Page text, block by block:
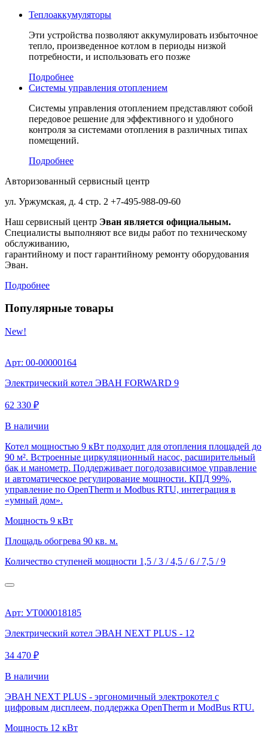
Теплоаккумуляторы
Эти устройства позволяют аккумулировать избыточное
тепло, произведенное котлом в периоды низкой
потребности, и использовать его позже
Подробнее
Системы управления отоплением
Системы управления отоплением представляют собой
передовое решение для эффективного и удобного
контроля за системами отопления в различных типах
помещений.
Подробнее
Авторизованный сервисный центр
ул. Уржумская, д. 4 стр. 2 +7-495-988-09-60
Наш сервисный центр Эван является официальным.
Специалисты выполняют все виды работ по техническому
обслуживанию,
гарантийному и пост гарантийному ремонту оборудования
Эван.
Подробнее
Популярные товары
New!
Арт: 00-00000164
Электрический котел ЭВАН FORWARD 9
62 330 ₽
В наличии
Котел мощностью 9 кВт подходит для отопления площадей до
90 м². Встроенные циркуляционный насос, расширительный
бак и манометр. Поддерживает погодозависимое управление
и автоматическое регулирование мощности. КПД 99%,
управление по OpenTherm и Modbus RTU, интеграция в
«умный дом».
Мощность 9 кВт
Площадь обогрева 90 кв. м.
Количество ступеней мощности 1,5 / 3 / 4,5 / 6 / 7,5 / 9
Арт: УТ000018185
Электрический котел ЭВАН NEXT PLUS - 12
34 470 ₽
В наличии
ЭВАН NEXT PLUS - эргономичный электрокотел с
цифровым дисплеем, поддержка OpenTherm и ModBus RTU.
Мощность 12 кВт